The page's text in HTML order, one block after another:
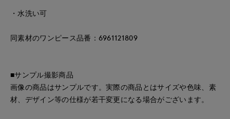
・水洗い可
同素材のワンピース品番：6961121809
■サンプル撮影商品
画像の商品はサンプルです。実際の商品とはサイズや色味、素
材、デザイン等の仕様が若干変更になる場合がございます。